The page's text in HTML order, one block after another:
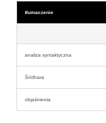
tłumaczenie
analiza syntaktyczna
Śrīdhara
objaśnienia